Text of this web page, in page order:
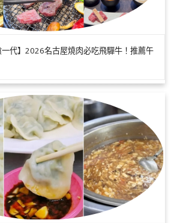
一代】2026名古屋燒肉必吃飛驒牛！推薦午